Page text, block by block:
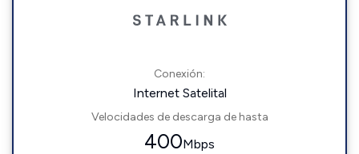
Conexión:
Internet Satelital
Velocidades de descarga de hasta
400Mbps